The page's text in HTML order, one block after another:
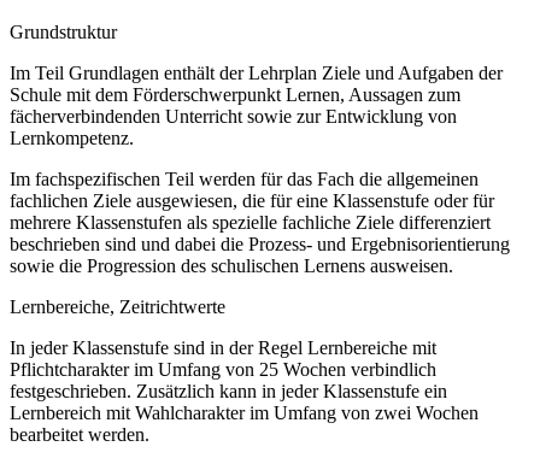
Grundstruktur
Im Teil Grundlagen enthält der Lehrplan Ziele und Aufgaben der
Schule mit dem Förderschwerpunkt Lernen, Aussagen zum
fächerverbindenden Unterricht sowie zur Entwicklung von
Lernkompetenz.
Im fachspezifischen Teil werden für das Fach die allgemeinen
fachlichen Ziele ausgewiesen, die für eine Klassenstufe oder für
mehrere Klassenstufen als spezielle fachliche Ziele differenziert
beschrieben sind und dabei die Prozess- und Ergebnisorientierung
sowie die Progression des schulischen Lernens ausweisen.
Lernbereiche, Zeitrichtwerte
In jeder Klassenstufe sind in der Regel Lernbereiche mit
Pflichtcharakter im Umfang von 25 Wochen verbindlich
festgeschrieben. Zusätzlich kann in jeder Klassenstufe ein
Lernbereich mit Wahlcharakter im Umfang von zwei Wochen
bearbeitet werden.